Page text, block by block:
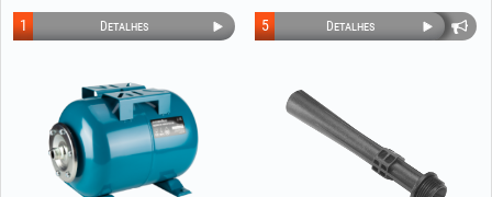
Detalhes
1 Detalhes
5